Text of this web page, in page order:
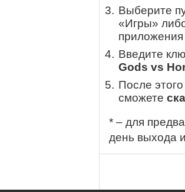
Выберите
«Игры»
Введите
Gods vs
После
сможете
* – для
день выхода